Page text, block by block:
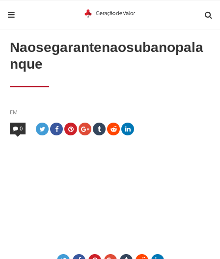
Naosegarantenaosubanopala
nque
EM
IN
0